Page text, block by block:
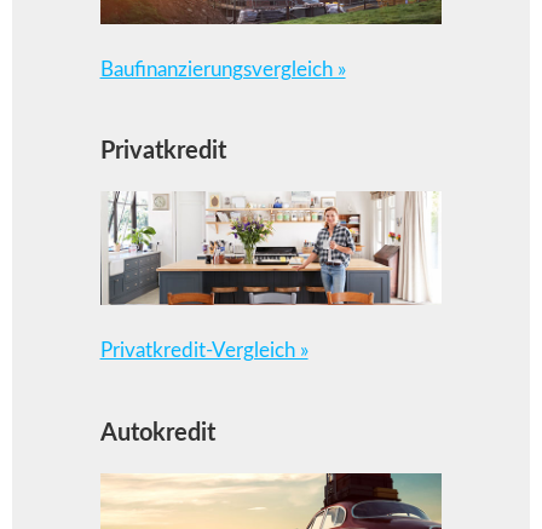
Baufinanzierungsvergleich »
Privatkredit
Privatkredit-Vergleich »
Autokredit